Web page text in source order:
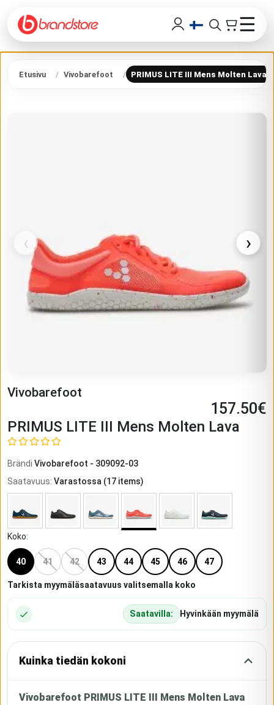
☰
Etusivu Vivobarefoot PRIMUS LITE III Mens Molten Lava
‹ ›
Vivobarefoot
157.50€
PRIMUS LITE III Mens Molten Lava
Brändi Vivobarefoot - 309092-03
Saatavuus: Varastossa (17 items)
Koko:
40 41 42 43 44 45 46 47
Tarkista myymäläsaatavuus valitsemalla koko
Saatavilla: Hyvinkään myymälä
Kuinka tiedän kokoni
Vivobarefoot PRIMUS LITE III Mens Molten Lava